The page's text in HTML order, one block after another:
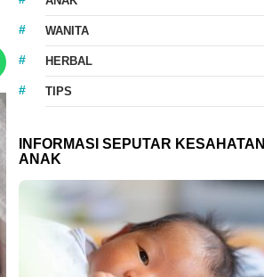
WANITA
HERBAL
TIPS
INFORMASI SEPUTAR KESAHATAN
ANAK